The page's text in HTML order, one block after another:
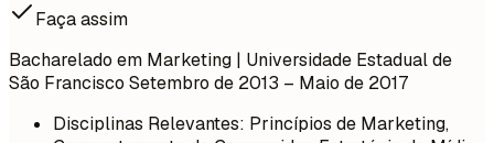
Faça assim
Bacharelado em Marketing | Universidade Estadual de
São Francisco Setembro de 2013 – Maio de 2017
Disciplinas Relevantes: Princípios de Marketing,